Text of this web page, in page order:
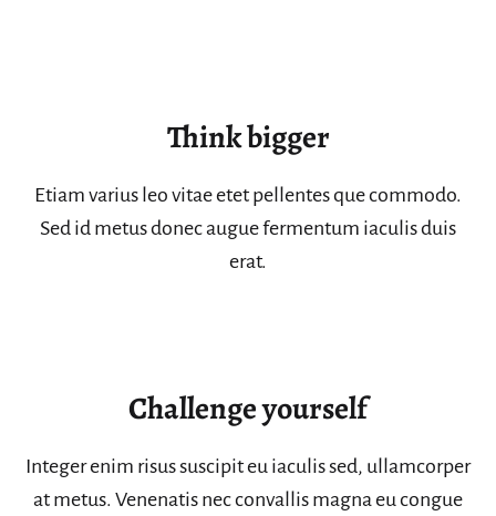
Think bigger
Etiam varius leo vitae etet pellentes que commodo.
Sed id metus donec augue fermentum iaculis duis
erat.
Challenge yourself
Integer enim risus suscipit eu iaculis sed, ullamcorper
at metus. Venenatis nec convallis magna eu congue